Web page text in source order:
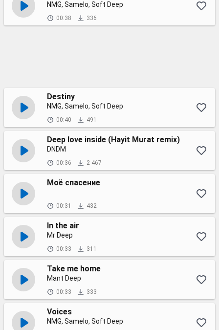
NMG, Samelo, Soft Deep
00:38 336
Destiny
NMG, Samelo, Soft Deep
00:40 491
Deep love inside (Hayit Murat remix)
DNDM
00:36 2 467
Моё спасение
00:31 432
In the air
Mr Deep
00:33 311
Take me home
Mant Deep
00:33 333
Voices
NMG, Samelo, Soft Deep